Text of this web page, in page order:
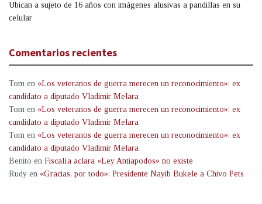
Ubican a sujeto de 16 años con imágenes alusivas a pandillas en su
celular
Comentarios recientes
Tom en «Los veteranos de guerra merecen un reconocimiento»: ex
candidato a diputado Vladimir Melara
Tom en «Los veteranos de guerra merecen un reconocimiento»: ex
candidato a diputado Vladimir Melara
Tom en «Los veteranos de guerra merecen un reconocimiento»: ex
candidato a diputado Vladimir Melara
Benito en Fiscalía aclara «Ley Antiapodos» no existe
Rudy en «Gracias, por todo»: Presidente Nayib Bukele a Chivo Pets